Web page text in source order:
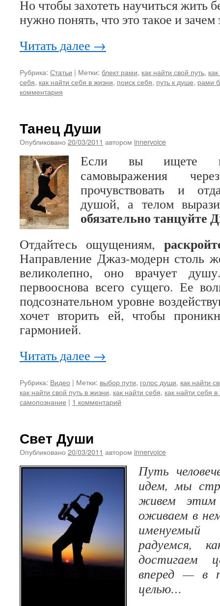
Но чтобы захотеть научиться жить
нужно понять, что это такое и зачем
Читать далее →
Рубрика: Статьи | Метки: блект рами, как найти свой путь,
себя, как найти себя в жизни, поиск себя, путь к душе, рами
комментария
Танец Души
Опубликовано 20/03/2011 автором innervoice
Если вы ищете
самовыражения
прочувствовать и
душой, а телом
обязательно танцуйте
Отдайтесь ощущениям,
Направление Джаз-модерн столь
великолепно, оно врачует
первооснова всего сущего. Ее
подсознательном уровне
хочет вторить ей, чтобы
гармонией.
Читать далее →
Рубрика: Видео | Метки: выбор пути, голос души, как найти
как найти свой путь в жизни, как найти себя, как найти себя
самопознание | 1 комментарий
Свет Души
Опубликовано 20/03/2011 автором innervoice
Путь
идем,мы
живем
этим
оживаем в
именуемый
радуемся,
достигаем
вперед — в
целью…